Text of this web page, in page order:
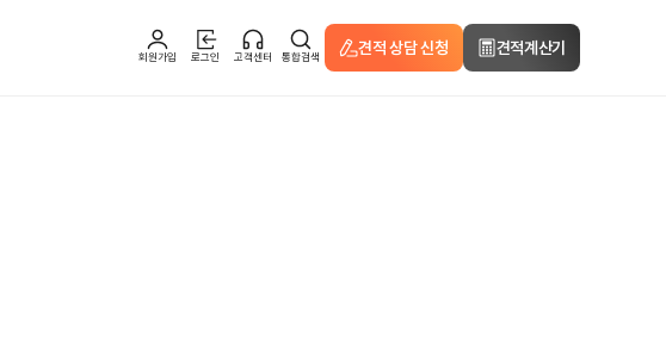
회원가입 로그인 고객센터 통합검색 견적 상담 신청 견적계산기